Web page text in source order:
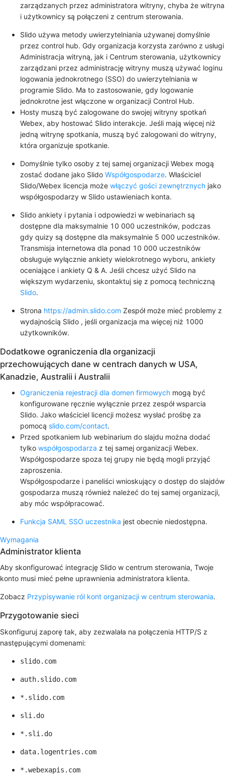
zarządzanych przez administratora witryny, chyba że witryna
i użytkownicy są połączeni z centrum sterowania.
Slido używa metody uwierzytelniania używanej domyślnie
przez control hub. Gdy organizacja korzysta zarówno z usługi
Administracja witryną, jak i Centrum sterowania, użytkownicy
zarządzani przez administrację witryny muszą używać loginu
logowania jednokrotnego (SSO) do uwierzytelniania w
programie Slido. Ma to zastosowanie, gdy logowanie
jednokrotne jest włączone w organizacji Control Hub.
Hosty muszą być zalogowane do swojej witryny spotkań
Webex, aby hostować Slido interakcje. Jeśli mają więcej niż
jedną witrynę spotkania, muszą być zalogowani do witryny,
która organizuje spotkanie.
Domyślnie tylko osoby z tej samej organizacji Webex mogą
zostać dodane jako Slido Współgospodarze. Właściciel
Slido/Webex licencja może włączyć gości zewnętrznych jako
współgospodarzy w Slido ustawieniach konta.
Slido ankiety i pytania i odpowiedzi w webinariach są
dostępne dla maksymalnie 10 000 uczestników, podczas
gdy quizy są dostępne dla maksymalnie 5 000 uczestników.
Transmisja internetowa dla ponad 10 000 uczestników
obsługuje wyłącznie ankiety wielokrotnego wyboru, ankiety
oceniające i ankiety Q & A. Jeśli chcesz użyć Slido na
większym wydarzeniu, skontaktuj się z pomocą techniczną
Slido.
Strona https://admin.slido.com Zespół może mieć problemy z
wydajnością Slido , jeśli organizacja ma więcej niż 1000
użytkowników.
Dodatkowe ograniczenia dla organizacji
przechowujących dane w centrach danych w USA,
Kanadzie, Australii i Australii
Ograniczenia rejestracji dla domen firmowych mogą być
konfigurowane ręcznie wyłącznie przez zespół wsparcia
Slido. Jako właściciel licencji możesz wysłać prośbę za
pomocą slido.com/contact.
Przed spotkaniem lub webinarium do slajdu można dodać
tylko współgospodarza z tej samej organizacji Webex.
Współgospodarze spoza tej grupy nie będą mogli przyjąć
zaproszenia.
Współgospodarze i paneliści wnioskujący o dostęp do slajdów
gospodarza muszą również należeć do tej samej organizacji,
aby móc współpracować.
Funkcja SAML SSO uczestnika jest obecnie niedostępna.
Wymagania
Administrator klienta
Aby skonfigurować integrację Slido w centrum sterowania, Twoje
konto musi mieć pełne uprawnienia administratora klienta.
Zobacz Przypisywanie ról kont organizacji w centrum sterowania.
Przygotowanie sieci
Skonfiguruj zaporę tak, aby zezwalała na połączenia HTTP/S z
następującymi domenami:
slido.com
auth.slido.com
*.slido.com
sli.do
*.sli.do
data.logentries.com
*.webexapis.com